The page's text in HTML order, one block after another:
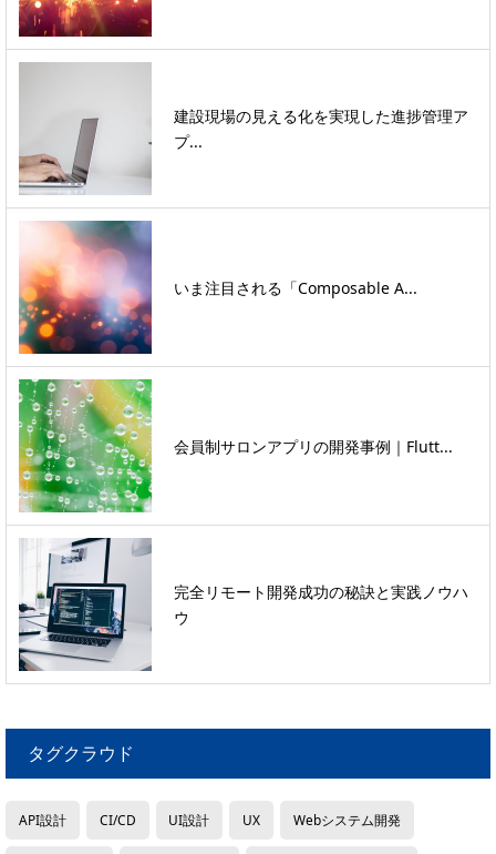
建設現場の見える化を実現した進捗管理ア
プ...
いま注目される「Composable A...
会員制サロンアプリの開発事例｜Flutt...
完全リモート開発成功の秘訣と実践ノウハ
ウ
タグクラウド
API設計 CI/CD UI設計 UX Webシステム開発